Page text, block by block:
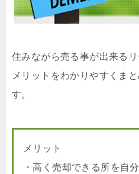
住みながら売る事が出来る
メリットをわかりやすくま
す。
メリット
・高く売却できる所を自